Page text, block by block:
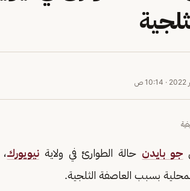
· 10:14 ص
جو بايدن حالة الطوارئ في ولاية نيويورك
بسبب العاصفة الثلجية.